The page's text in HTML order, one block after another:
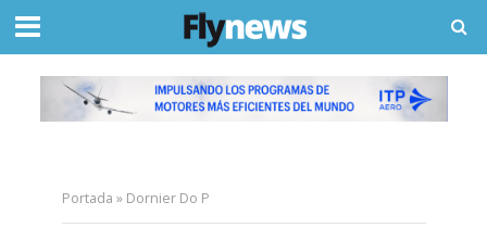
Portada » Dornier Do P